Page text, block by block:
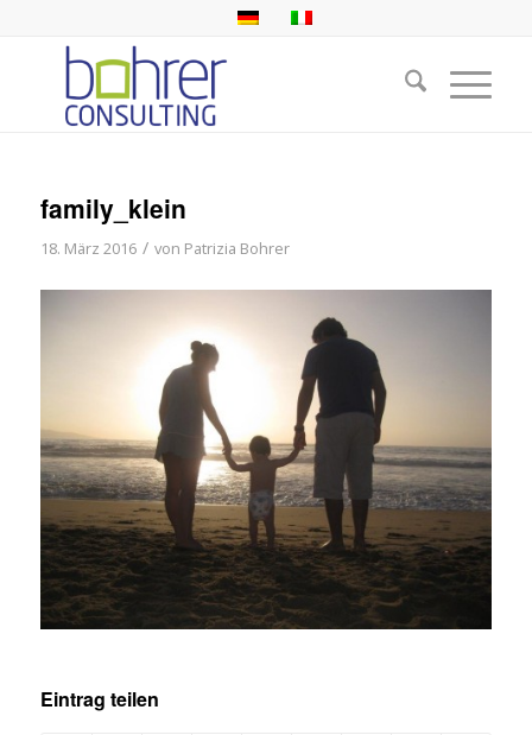
family_klein
18. März 2016 / von Patrizia Bohrer
Eintrag teilen